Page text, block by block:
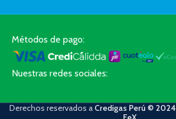
Métodos de pago:
Nuestras redes sociales:
Derechos reservados a Credigas Perú © 2024